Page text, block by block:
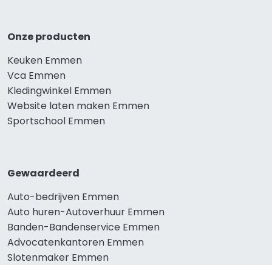
Onze producten
Keuken Emmen
Vca Emmen
Kledingwinkel Emmen
Website laten maken Emmen
Sportschool Emmen
Gewaardeerd
Auto-bedrijven Emmen
Auto huren-Autoverhuur Emmen
Banden-Bandenservice Emmen
Advocatenkantoren Emmen
Slotenmaker Emmen